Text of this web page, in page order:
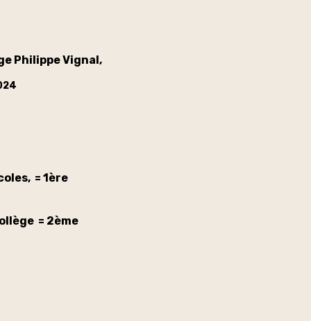
Philippe Vignal,
= 1ère
= 2ème